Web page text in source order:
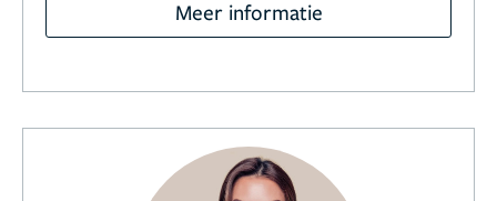
Meer informatie